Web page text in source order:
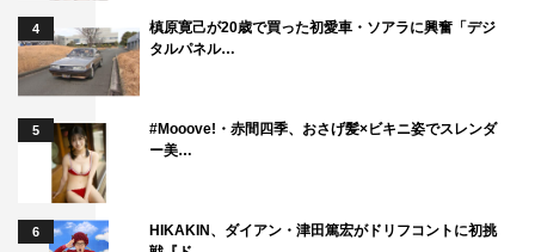
玉木宏
4
槙原寛己が20歳で買った初愛車・ソアラに興奮「デジ
タルパネル…
5
#Mooove!・赤間四季、おさげ髪×ビキニ姿でスレンダ
ー美…
6
HIKAKIN、ダイアン・津田篤宏がドリフコントに初挑